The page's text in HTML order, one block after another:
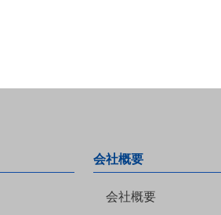
会社概要
会社概要